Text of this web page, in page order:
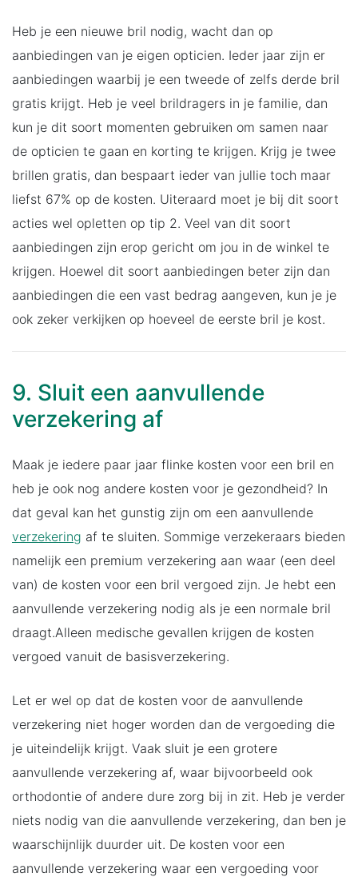
Heb je een nieuwe bril nodig, wacht dan op
aanbiedingen van je eigen opticien. Ieder jaar zijn er
aanbiedingen waarbij je een tweede of zelfs derde bril
gratis krijgt. Heb je veel brildragers in je familie, dan
kun je dit soort momenten gebruiken om samen naar
de opticien te gaan en korting te krijgen. Krijg je twee
brillen gratis, dan bespaart ieder van jullie toch maar
liefst 67% op de kosten. Uiteraard moet je bij dit soort
acties wel opletten op tip 2. Veel van dit soort
aanbiedingen zijn erop gericht om jou in de winkel te
krijgen. Hoewel dit soort aanbiedingen beter zijn dan
aanbiedingen die een vast bedrag aangeven, kun je je
ook zeker verkijken op hoeveel de eerste bril je kost.
9. Sluit een aanvullende
verzekering af
Maak je iedere paar jaar flinke kosten voor een bril en
heb je ook nog andere kosten voor je gezondheid? In
dat geval kan het gunstig zijn om een aanvullende
verzekering af te sluiten. Sommige verzekeraars bieden
namelijk een premium verzekering aan waar (een deel
van) de kosten voor een bril vergoed zijn. Je hebt een
aanvullende verzekering nodig als je een normale bril
draagt.Alleen medische gevallen krijgen de kosten
vergoed vanuit de basisverzekering.
Let er wel op dat de kosten voor de aanvullende
verzekering niet hoger worden dan de vergoeding die
je uiteindelijk krijgt. Vaak sluit je een grotere
aanvullende verzekering af, waar bijvoorbeeld ook
orthodontie of andere dure zorg bij in zit. Heb je verder
niets nodig van die aanvullende verzekering, dan ben je
waarschijnlijk duurder uit. De kosten voor een
aanvullende verzekering waar een vergoeding voor